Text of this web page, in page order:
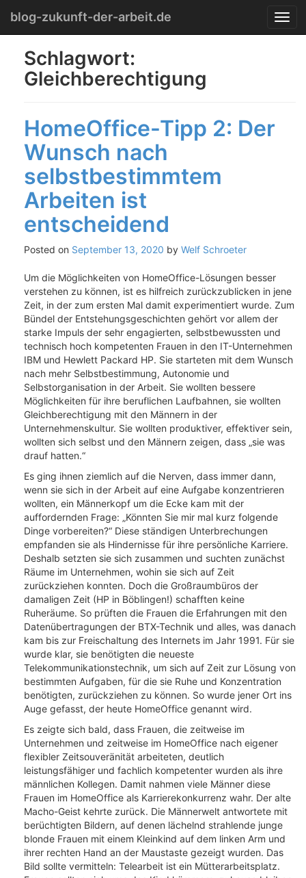
Menu
content
T
o
blog-zukunft-der-arbeit.de
Schlagwort:
Gleichberechtigung
HomeOffice-Tipp 2: Der
Wunsch nach
selbstbestimmtem
Arbeiten ist
entscheidend
Posted on September 13, 2020 by Welf Schroeter
Um die Möglichkeiten von HomeOffice-Lösungen besser
verstehen zu können, ist es hilfreich zurückzublicken in jene
Zeit, in der zum ersten Mal damit experimentiert wurde. Zum
Bündel der Entstehungsgeschichten gehört vor allem der
starke Impuls der sehr engagierten, selbstbewussten und
technisch hoch kompetenten Frauen in den IT-Unternehmen
IBM und Hewlett Packard HP. Sie starteten mit dem Wunsch
nach mehr Selbstbestimmung, Autonomie und
Selbstorganisation in der Arbeit. Sie wollten bessere
Möglichkeiten für ihre beruflichen Laufbahnen, sie wollten
Gleichberechtigung mit den Männern in der
Unternehmenskultur. Sie wollten produktiver, effektiver sein,
wollten sich selbst und den Männern zeigen, dass „sie was
drauf hatten.“
Es ging ihnen ziemlich auf die Nerven, dass immer dann,
wenn sie sich in der Arbeit auf eine Aufgabe konzentrieren
wollten, ein Männerkopf um die Ecke kam mit der
auffordernden Frage: „Könnten Sie mir mal kurz folgende
Dinge vorbereiten?“ Diese ständigen Unterbrechungen
empfanden sie als Hindernisse für ihre persönliche Karriere.
Deshalb setzten sie sich zusammen und suchten zunächst
Räume im Unternehmen, wohin sie sich auf Zeit
zurückziehen konnten. Doch die Großraumbüros der
damaligen Zeit (HP in Böblingen!) schafften keine
Ruheräume. So prüften die Frauen die Erfahrungen mit den
Datenübertragungen der BTX-Technik und alles, was danach
kam bis zur Freischaltung des Internets im Jahr 1991. Für sie
wurde klar, sie benötigten die neueste
Telekommunikationstechnik, um sich auf Zeit zur Lösung von
bestimmten Aufgaben, für die sie Ruhe und Konzentration
benötigten, zurückziehen zu können. So wurde jener Ort ins
Auge gefasst, der heute HomeOffice genannt wird.
Es zeigte sich bald, dass Frauen, die zeitweise im
Unternehmen und zeitweise im HomeOffice nach eigener
flexibler Zeitsouveränität arbeiteten, deutlich
leistungsfähiger und fachlich kompetenter wurden als ihre
männlichen Kollegen. Damit nahmen viele Männer diese
Frauen im HomeOffice als Karrierekonkurrenz wahr. Der alte
Macho-Geist kehrte zurück. Die Männerwelt antwortete mit
berüchtigten Bildern, auf denen lächelnd strahlende junge
blonde Frauen mit einem Kleinkind auf dem linken Arm und
ihrer rechten Hand an der Maustaste gezeigt wurden. Das
Bild sollte vermitteln: Telearbeit ist ein Mütterarbeitsplatz.